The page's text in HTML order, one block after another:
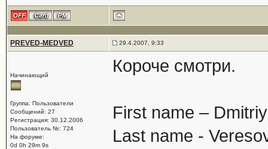
PREVED-MEDVED 29.4.2007, 9:33
Начинающий
Группа: Пользователи
Сообщений: 27
Регистрация: 30.12.2006
Пользователь №: 724
На форуме:
0d 0h 29m 9s
Короче смотри.
First name – Dmitriy
Last name -